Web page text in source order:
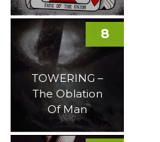
TOWERING –
The Oblation
Of Man
8